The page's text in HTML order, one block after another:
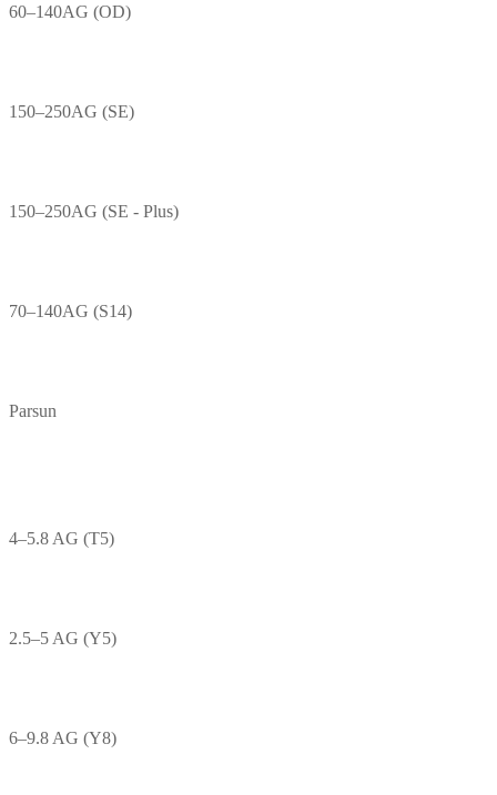
60–140AG (OD)
150–250AG (SE)
150–250AG (SE - Plus)
70–140AG (S14)
Parsun
4–5.8 AG (T5)
2.5–5 AG (Y5)
6–9.8 AG (Y8)